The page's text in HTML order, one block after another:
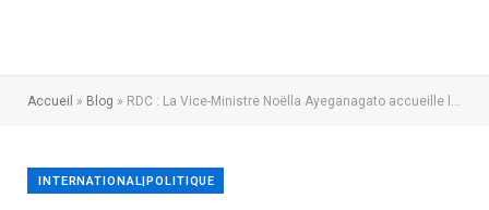
Accueil » Blog » RDC : La Vice-Ministre Noëlla Ayeganagato accueille le nouveau Représentant résident du FNUAP, Apollinaire Alain Akpadji
INTERNATIONAL|POLITIQUE